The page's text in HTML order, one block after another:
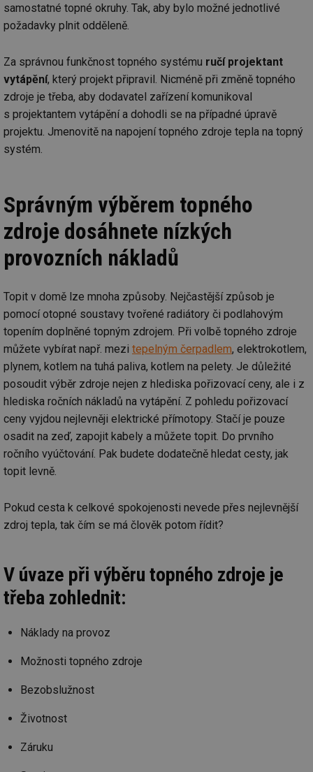
samostatné topné okruhy. Tak, aby bylo možné jednotlivé
požadavky plnit odděleně.
Za správnou funkčnost topného systému ručí projektant
vytápění, který projekt připravil. Nicméně při změně topného
zdroje je třeba, aby dodavatel zařízení komunikoval
s projektantem vytápění a dohodli se na případné úpravě
projektu. Jmenovitě na napojení topného zdroje tepla na topný
systém.
Správným výběrem topného
zdroje dosáhnete nízkých
provozních nákladů
Topit v domě lze mnoha způsoby. Nejčastější způsob je
pomocí otopné soustavy tvořené radiátory či podlahovým
topením doplněné topným zdrojem. Při volbě topného zdroje
můžete vybírat např. mezi tepelným čerpadlem, elektrokotlem,
plynem, kotlem na tuhá paliva, kotlem na pelety. Je důležité
posoudit výběr zdroje nejen z hlediska pořizovací ceny, ale i z
hlediska ročních nákladů na vytápění. Z pohledu pořizovací
ceny vyjdou nejlevněji elektrické přímotopy. Stačí je pouze
osadit na zeď, zapojit kabely a můžete topit. Do prvního
ročního vyúčtování. Pak budete dodatečně hledat cesty, jak
topit levně.
Pokud cesta k celkové spokojenosti nevede přes nejlevnější
zdroj tepla, tak čím se má člověk potom řídit?
V úvaze při výběru topného zdroje je
třeba zohlednit:
Náklady na provoz
Možnosti topného zdroje
Bezobslužnost
Životnost
Záruku